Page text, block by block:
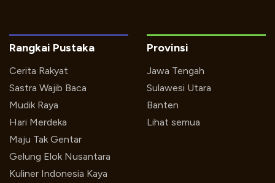
Rangkai Pustaka
Cerita Rakyat
Sastra Wajib Baca
Mudik Raya
Hari Merdeka
Maju Tak Gentar
Gelung Elok Nusantara
Kuliner Indonesia Kaya
Provinsi
Jawa Tengah
Sulawesi Utara
Banten
Lihat semua